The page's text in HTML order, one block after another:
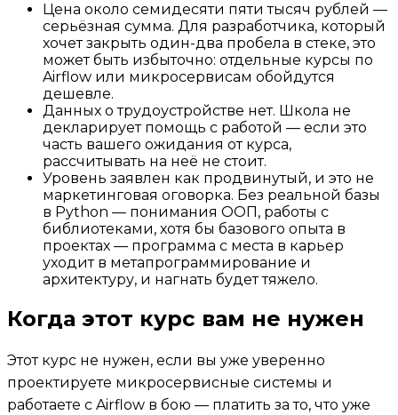
Цена около семидесяти пяти тысяч рублей —
серьёзная сумма. Для разработчика, который
хочет закрыть один-два пробела в стеке, это
может быть избыточно: отдельные курсы по
Airflow или микросервисам обойдутся
дешевле.
Данных о трудоустройстве нет. Школа не
декларирует помощь с работой — если это
часть вашего ожидания от курса,
рассчитывать на неё не стоит.
Уровень заявлен как продвинутый, и это не
маркетинговая оговорка. Без реальной базы
в Python — понимания ООП, работы с
библиотеками, хотя бы базового опыта в
проектах — программа с места в карьер
уходит в метапрограммирование и
архитектуру, и нагнать будет тяжело.
Когда этот курс вам не нужен
Этот курс не нужен, если вы уже уверенно
проектируете микросервисные системы и
работаете с Airflow в бою — платить за то, что уже